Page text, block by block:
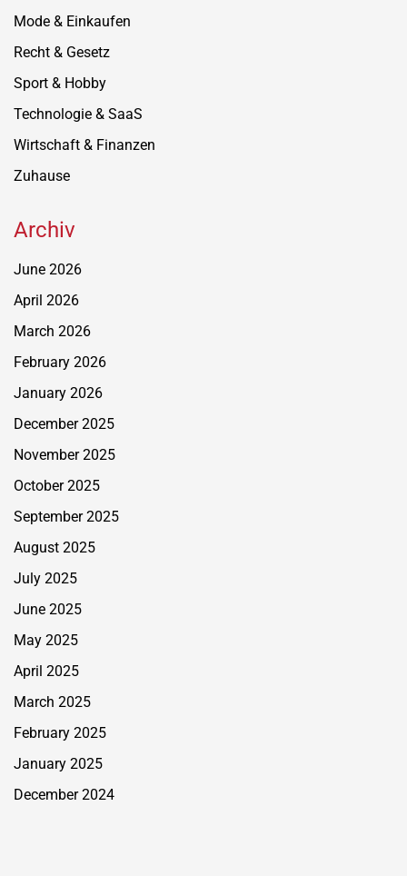
Mode & Einkaufen
Recht & Gesetz
Sport & Hobby
Technologie & SaaS
Wirtschaft & Finanzen
Zuhause
Archiv
June 2026
April 2026
March 2026
February 2026
January 2026
December 2025
November 2025
October 2025
September 2025
August 2025
July 2025
June 2025
May 2025
April 2025
March 2025
February 2025
January 2025
December 2024